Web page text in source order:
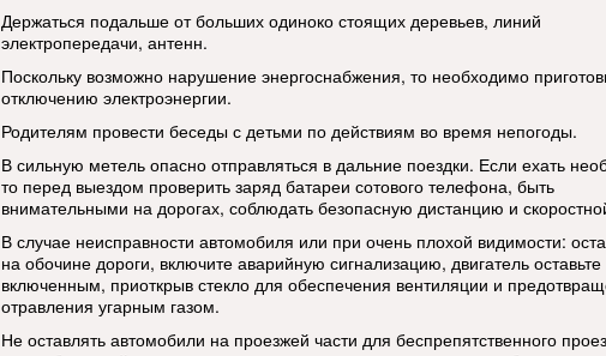
Держаться подальше от больших одиноко стоящих деревьев, линий
электропередачи, антенн.
Поскольку возможно нарушение энергоснабжения, то необходимо
отключению электроэнергии.
Родителям провести беседы с детьми по действиям во время непогоды.
В сильную метель опасно отправляться в дальние поездки. Если ехать
то перед выездом проверить заряд батареи сотового телефона, быть
внимательными на дорогах, соблюдать безопасную дистанцию и
В случае неисправности автомобиля или при очень плохой видимости:
на обочине дороги, включите аварийную сигнализацию, двигатель оставьте
включенным, приоткрыв стекло для обеспечения вентиляции и
отравления угарным газом.
Не оставлять автомобили на проезжей части для беспрепятственного